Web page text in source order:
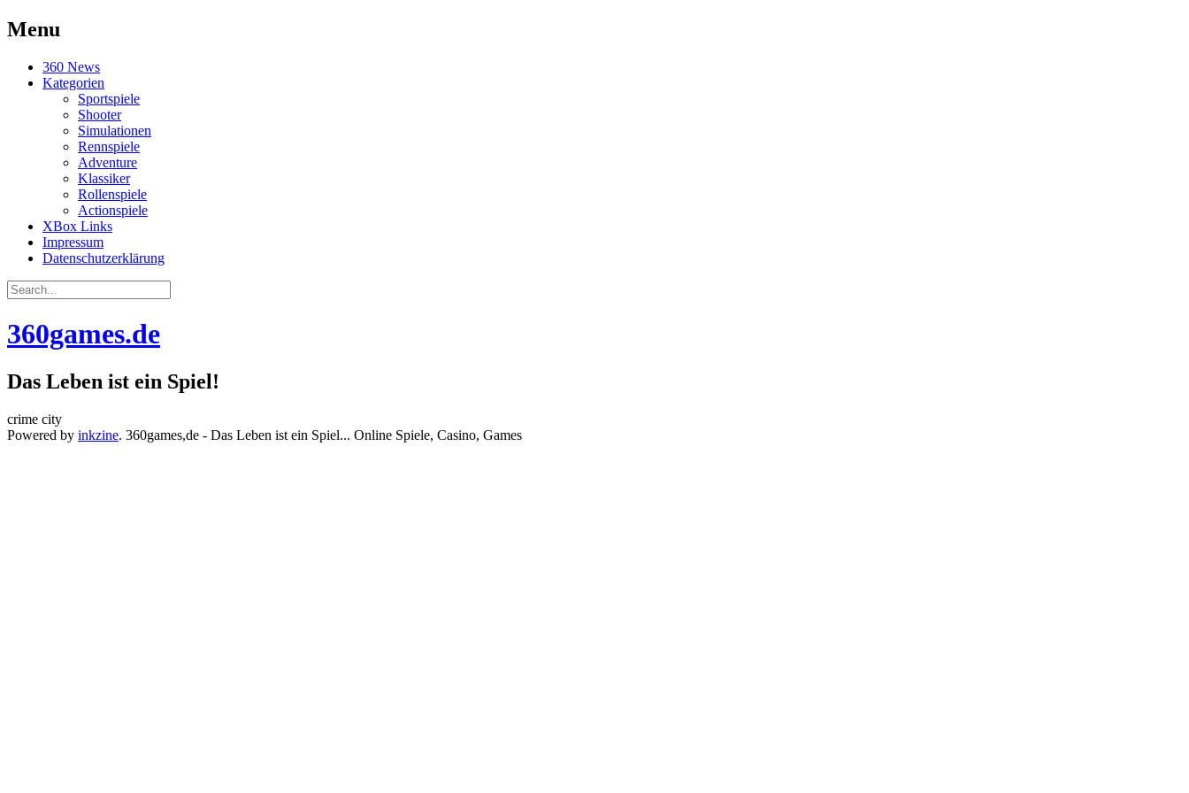
Menu
Skip
360 News
Kategorien
Sportspiele
Shooter
Simulationen
Rennspiele
Adventure
Klassiker
Rollenspiele
Actionspiele
XBox Links
Impressum
Datenschutzerklärung
Search
for:
360games.de
Das Leben ist ein Spiel!
crime city
Powered by inkzine. 360games,de - Das Leben ist ein Spiel... Online Spiele, Casino, Games